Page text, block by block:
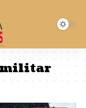
militar